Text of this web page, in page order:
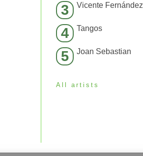
3 Vicente Fernández
4 Tangos
5 Joan Sebastian
All artists